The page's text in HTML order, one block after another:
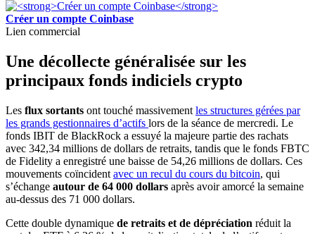
Créer un compte Coinbase
Lien commercial
Une décollecte généralisée sur les
principaux fonds indiciels crypto
Les flux sortants ont touché massivement les structures gérées par
les grands gestionnaires d’actifs lors de la séance de mercredi. Le
fonds IBIT de BlackRock a essuyé la majeure partie des rachats
avec 342,34 millions de dollars de retraits, tandis que le fonds FBTC
de Fidelity a enregistré une baisse de 54,26 millions de dollars. Ces
mouvements coïncident avec un recul du cours du bitcoin, qui
s’échange autour de 64 000 dollars après avoir amorcé la semaine
au-dessus des 71 000 dollars.
Cette double dynamique de retraits et de dépréciation réduit la